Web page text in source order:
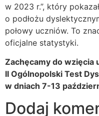
w 2023 r.”, który
o podłożu
połowy uczniów. To
oficjalne statystyki.
Zachęcamy do wzięcia
II Ogólnopolski Test
w dniach 7-13
Dodaj